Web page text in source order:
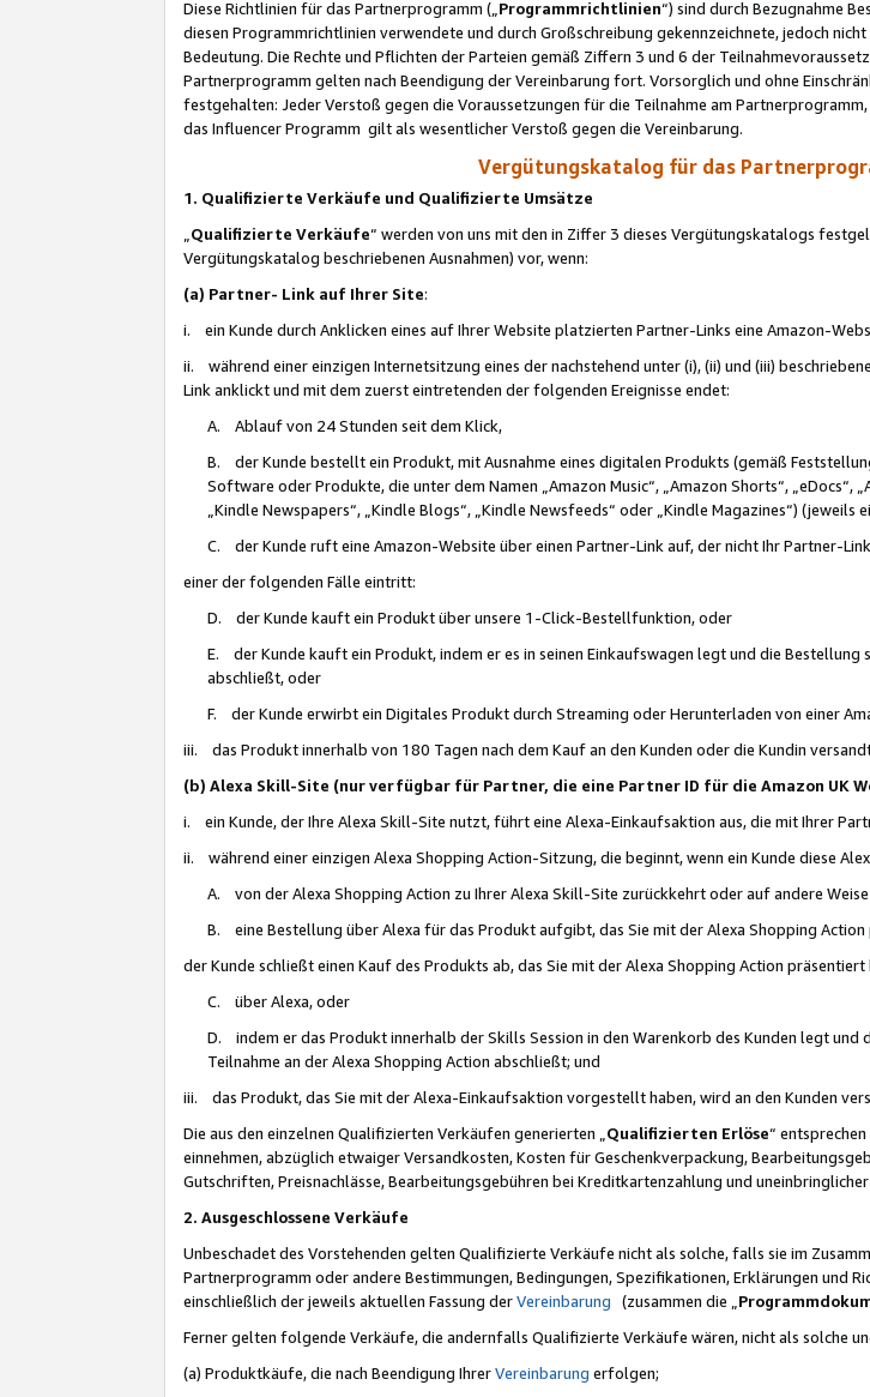
Diese Richtlinien für das Partnerprogramm („Programmrichtlinien“) sind durch Bezugnahme
diesen Programmrichtlinien verwendete und durch Großschreibung gekennzeichnete, jedoch
Bedeutung. Die Rechte und Pflichten der Parteien gemäß Ziffern 3 und 6 der
Partnerprogramm gelten nach Beendigung der Vereinbarung fort. Vorsorglich und ohne
festgehalten: Jeder Verstoß gegen die Voraussetzungen für die Teilnahme am
das Influencer Programm gilt als wesentlicher Verstoß gegen die Vereinbarung.
Vergütungskatalog für das
1. Qualifizierte Verkäufe und Qualifizierte Umsätze
Qualifizierte Verkäufe“ werden von uns mit den in Ziffer 3 dieses Vergütungskatalogs
Vergütungskatalog beschriebenen Ausnahmen) vor, wenn:
(a) Partner- Link auf Ihrer Site:
i. ein Kunde durch Anklicken eines auf Ihrer Website platzierten Partner-Links eine Amazon-
ii. während einer einzigen Internetsitzung eines der nachstehend unter (i), (ii) und (iii)
Link anklickt und mit dem zuerst eintretenden der folgenden Ereignisse endet:
A. Ablauf von 24 Stunden seit dem Klick,
B. der Kunde bestellt ein Produkt, mit Ausnahme eines digitalen Produkts (gemäß
Software oder Produkte, die unter dem Namen „Amazon Music“, „Amazon Shorts“, „eDocs“,
„Kindle Newspapers“, „Kindle Blogs“, „Kindle Newsfeeds“ oder „Kindle Magazines“) (jeweils
C. der Kunde ruft eine Amazon-Website über einen Partner-Link auf, der nicht Ihr Partner-
einer der folgenden Fälle eintritt:
D. der Kunde kauft ein Produkt über unsere 1-Click-Bestellfunktion, oder
E. der Kunde kauft ein Produkt, indem er es in seinen Einkaufswagen legt und die
abschließt, oder
F. der Kunde erwirbt ein Digitales Produkt durch Streaming oder Herunterladen von einer
iii. das Produkt innerhalb von 180 Tagen nach dem Kauf an den Kunden oder die Kundin
(b) Alexa Skill-Site (nur verfügbar für Partner, die eine Partner ID für die Amazon UK
i. ein Kunde, der Ihre Alexa Skill-Site nutzt, führt eine Alexa-Einkaufsaktion aus, die mit Ihrer
ii. während einer einzigen Alexa Shopping Action-Sitzung, die beginnt, wenn ein Kunde diese
A. von der Alexa Shopping Action zu Ihrer Alexa Skill-Site zurückkehrt oder auf andere
B. eine Bestellung über Alexa für das Produkt aufgibt, das Sie mit der Alexa Shopping Action
der Kunde schließt einen Kauf des Produkts ab, das Sie mit der Alexa Shopping Action präsentiert
C. über Alexa, oder
D. indem er das Produkt innerhalb der Skills Session in den Warenkorb des Kunden legt
Teilnahme an der Alexa Shopping Action abschließt; und
iii. das Produkt, das Sie mit der Alexa-Einkaufsaktion vorgestellt haben, wird an den Kunden
Die aus den einzelnen Qualifizierten Verkäufen generierten „ Qualifizierten Erlöse“
einnehmen, abzüglich etwaiger Versandkosten, Kosten für Geschenkverpackung,
Gutschriften, Preisnachlässe, Bearbeitungsgebühren bei Kreditkartenzahlung und
2. Ausgeschlossene Verkäufe
Unbeschadet des Vorstehenden gelten Qualifizierte Verkäufe nicht als solche, falls sie im
Partnerprogramm oder andere Bestimmungen, Bedingungen, Spezifikationen, Erklärungen
einschließlich der jeweils aktuellen Fassung derVereinbarung (zusammen die „
Ferner gelten folgende Verkäufe, die andernfalls Qualifizierte Verkäufe wären, nicht als solche
(a) Produktkäufe, die nach Beendigung IhrerVereinbarung erfolgen;